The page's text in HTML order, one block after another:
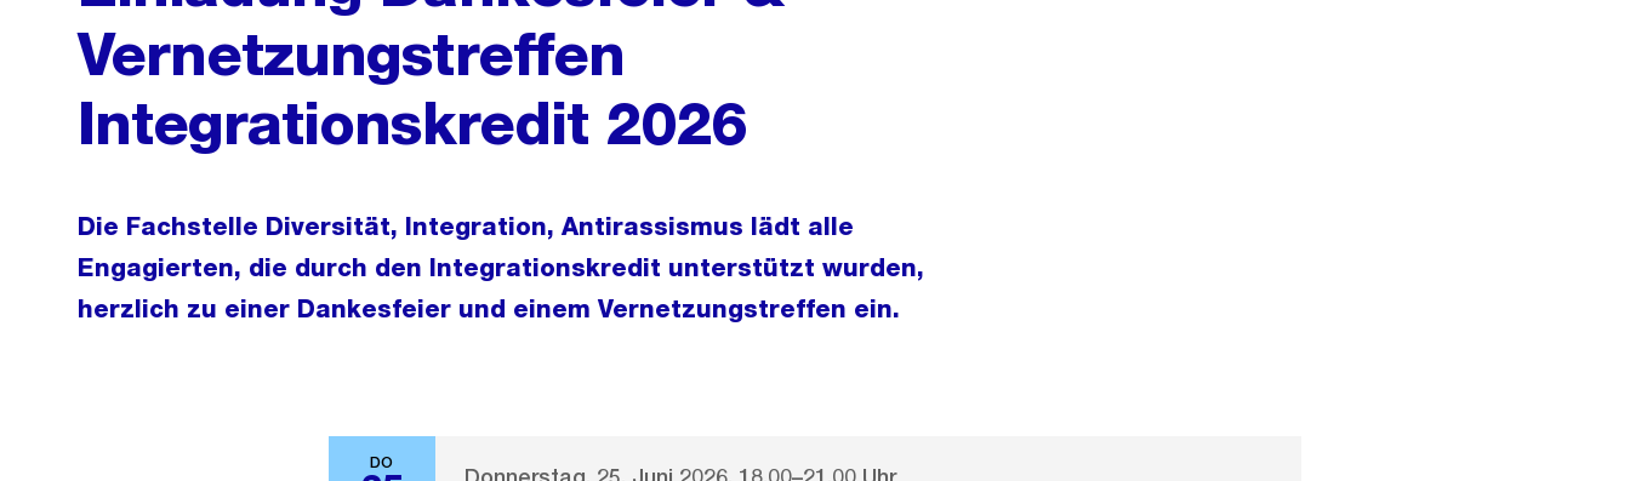
Vernetzungstreffen
Integrationskredit 2026
Die Fachstelle Diversität, Integration, Antirassismus lädt alle
Engagierten, die durch den Integrationskredit unterstützt wurden,
herzlich zu einer Dankesfeier und einem Vernetzungstreffen ein.
DO